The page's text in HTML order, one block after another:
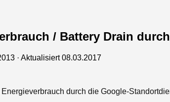
/ Battery Drain
· Aktualisiert08.03.2017
durch die Google-